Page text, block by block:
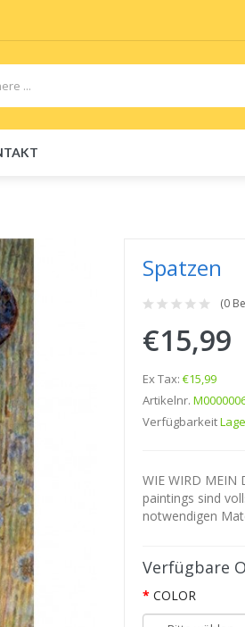
Spatzen
(0
€15,99
Ex Tax: €15,99
Artikelnr.
Verfügbarkeit
WIE WIRD MEIN
paintings sind
notwendigen
Verfügbare
COLOR